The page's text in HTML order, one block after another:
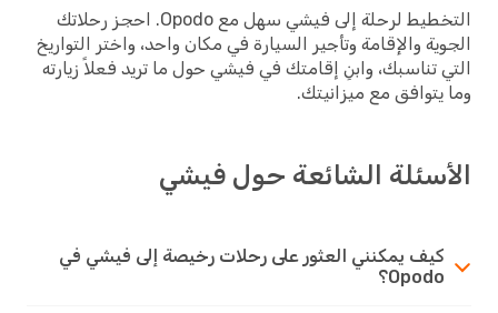
التخطيط لرحلة إلى فيشي سهل مع Opodo. احجز رحلاتك
الجوية والإقامة وتأجير السيارة في مكان واحد، واختر التواريخ
التي تناسبك، وابنِ إقامتك في فيشي حول ما تريد فعلاً زيارته
وما يتوافق مع ميزانيتك.
الأسئلة الشائعة حول فيشي
كيف يمكنني العثور على رحلات رخيصة إلى فيشي في
Opodo؟